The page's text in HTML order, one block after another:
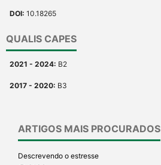
DOI: 10.18265
QUALIS CAPES
2021 - 2024: B2
2017 - 2020: B3
ARTIGOS MAIS PROCURADOS
Descrevendo o estresse